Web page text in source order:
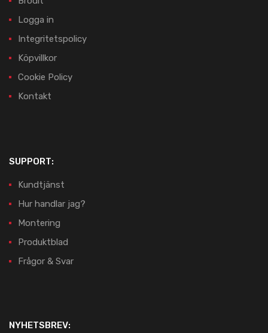
Logga in
Integritetspolicy
Köpvillkor
Cookie Policy
Kontakt
SUPPORT:
Kundtjänst
Hur handlar jag?
Montering
Produktblad
Frågor & Svar
NYHETSBREV: